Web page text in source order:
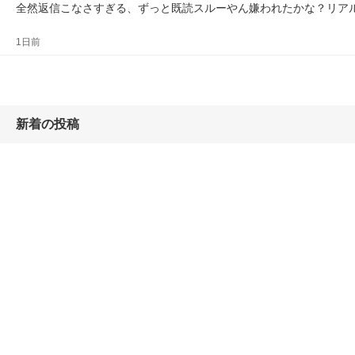
全然返信こなさすぎる、ずっと既読スルーやん嫌われたかな？リア
1日前
新着の投稿